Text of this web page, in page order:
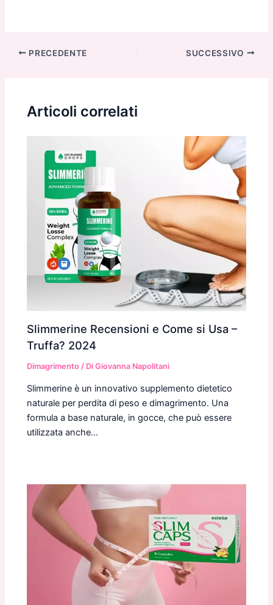
Navigazione
PRECEDENTE SUCCESSIVO
Articoli correlati
Slimmerine Recensioni e Come si Usa –
Truffa? 2024
Dimagrimento / DiGiovanna Napolitani
Slimmerine è un innovativo supplemento dietetico
naturale per perdita di peso e dimagrimento. Una
formula a base naturale, in gocce, che può essere
utilizzata anche…